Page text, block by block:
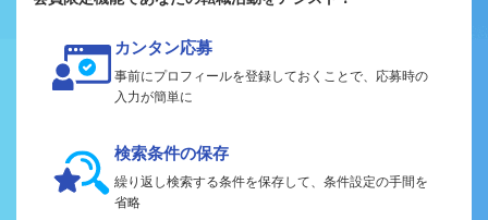
カンタン応募
事前にプロフィールを登録しておくことで、応募時の
入力が簡単に
検索条件の保存
繰り返し検索する条件を保存して、条件設定の手間を
省略